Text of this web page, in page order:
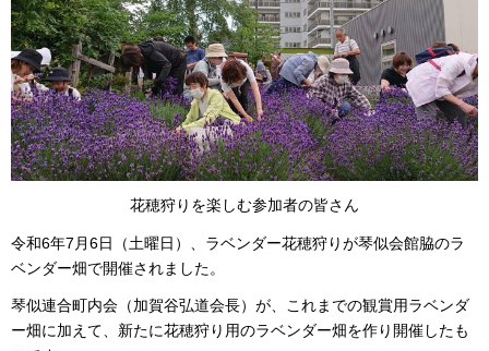
花穂狩りを楽しむ参加者の皆さん
令和6年7月6日（土曜日）、ラベンダー花穂狩りが琴似会館脇のラ
ベンダー畑で開催されました。
琴似連合町内会（加賀谷弘道会長）が、これまでの観賞用ラベンダ
ー畑に加えて、新たに花穂狩り用のラベンダー畑を作り開催したも